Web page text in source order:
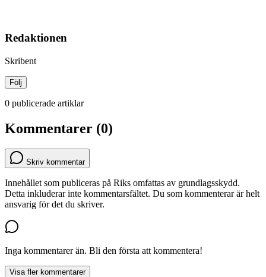
Redaktionen
Skribent
Följ
0 publicerade artiklar
Kommentarer (0)
Skriv kommentar
Innehållet som publiceras på Riks omfattas av grundlagsskydd.
Detta inkluderar inte kommentarsfältet. Du som kommenterar är helt
ansvarig för det du skriver.
Inga kommentarer än. Bli den första att kommentera!
Visa fler kommentarer